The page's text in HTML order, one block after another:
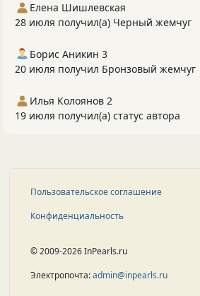
Елена Шишлевская
28 июля получил(а) Черный жемчуг
Борис Аникин 3
20 июля получил Бронзовый жемчуг
Илья Колоянов 2
19 июля получил(а) статус автора
Пользовательское соглашение
Конфиденциальность
© 2009-2026 InPearls.ru
Электропочта:admin@inpearls.ru